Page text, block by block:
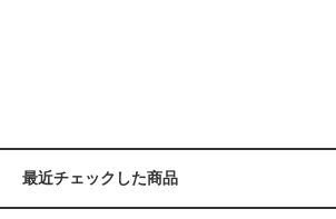
最近チェックした商品